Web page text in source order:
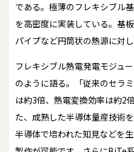
である。極薄のフレキシブル
を高密度に実装している。基
パイプなど円筒状の熱源に対
フレキシブル熱電発電モジュ
のように語る。「従来のセラ
は約3倍、熱電変換効率は約2
た、成熟した半導体量産技術
半導体で培われた知見などを